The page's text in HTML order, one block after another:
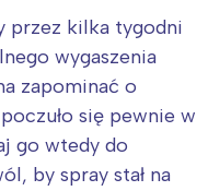
przez kilka tygodni
wygaszenia
zapominać o
się pewnie w
go wtedy do
by spray stał na